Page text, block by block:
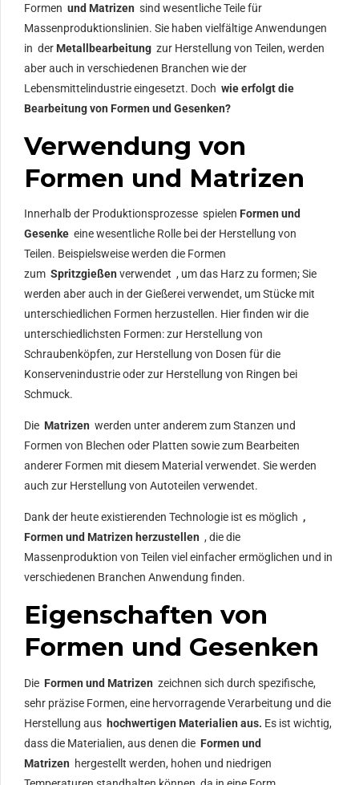
Formen und Matrizen sind wesentliche Teile für
Massenproduktionslinien. Sie haben vielfältige Anwendungen
in der Metallbearbeitung zur Herstellung von Teilen, werden
aber auch in verschiedenen Branchen wie der
Lebensmittelindustrie eingesetzt. Doch wie erfolgt die
Bearbeitung von Formen und Gesenken?
Verwendung von
Formen und Matrizen
Innerhalb der Produktionsprozesse spielen Formen und
Gesenke eine wesentliche Rolle bei der Herstellung von
Teilen. Beispielsweise werden die Formen
zum Spritzgießen verwendet , um das Harz zu formen; Sie
werden aber auch in der Gießerei verwendet, um Stücke mit
unterschiedlichen Formen herzustellen. Hier finden wir die
unterschiedlichsten Formen: zur Herstellung von
Schraubenköpfen, zur Herstellung von Dosen für die
Konservenindustrie oder zur Herstellung von Ringen bei
Schmuck.
Die Matrizen werden unter anderem zum Stanzen und
Formen von Blechen oder Platten sowie zum Bearbeiten
anderer Formen mit diesem Material verwendet. Sie werden
auch zur Herstellung von Autoteilen verwendet.
Dank der heute existierenden Technologie ist es möglich ,
Formen und Matrizen herzustellen , die die
Massenproduktion von Teilen viel einfacher ermöglichen und in
verschiedenen Branchen Anwendung finden.
Eigenschaften von
Formen und Gesenken
Die Formen und Matrizen zeichnen sich durch spezifische,
sehr präzise Formen, eine hervorragende Verarbeitung und die
Herstellung aus hochwertigen Materialien aus. Es ist wichtig,
dass die Materialien, aus denen die Formen und
Matrizen hergestellt werden, hohen und niedrigen